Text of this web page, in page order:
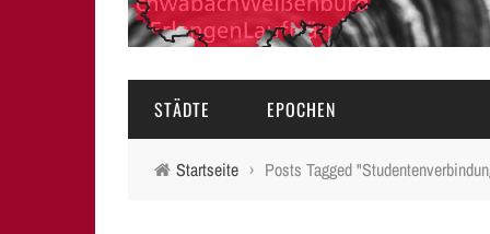
STÄDTE EPOCHEN
Startseite › Posts Tagged